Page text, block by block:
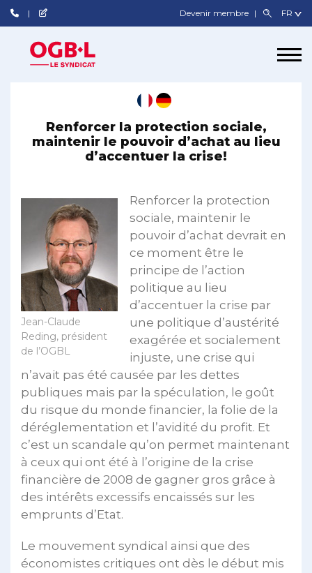
Devenir membre
Renforcer la protection sociale,
maintenir le pouvoir d’achat au lieu
d’accentuer la crise!
Jean-Claude
Reding, président
de l’OGBL
Renforcer la protection
sociale, maintenir le
pouvoir d’achat devrait en
ce moment être le
principe de l’action
politique au lieu
d’accentuer la crise par
une politique d’austérité
exagérée et socialement
injuste, une crise qui
n’avait pas été causée par les dettes
publiques mais par la spéculation, le goût
du risque du monde financier, la folie de la
déréglementation et l’avidité du profit. Et
c’est un scandale qu’on permet maintenant
à ceux qui ont été à l’origine de la crise
financière de 2008 de gagner gros grâce à
des intérêts excessifs encaissés sur les
emprunts d’Etat.
Le mouvement syndical ainsi que des
économistes critiques ont dès le début mis